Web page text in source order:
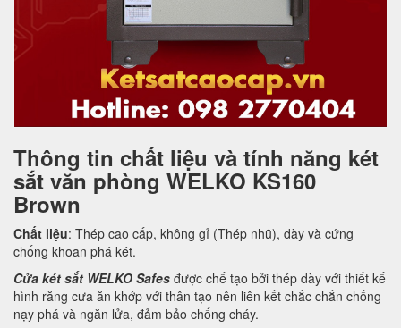
Thông tin chất liệu và tính năng két
sắt văn phòng WELKO KS160
Brown
Chất liệu: Thép cao cấp, không gỉ (Thép nhũ), dày và cứng
chống khoan phá két.
Cửa két sắt WELKO Safes được chế tạo bởi thép dày với thiết kế
hình răng cưa ăn khớp với thân tạo nên liên kết chắc chắn chống
nạy phá và ngăn lửa, đảm bảo chống cháy.